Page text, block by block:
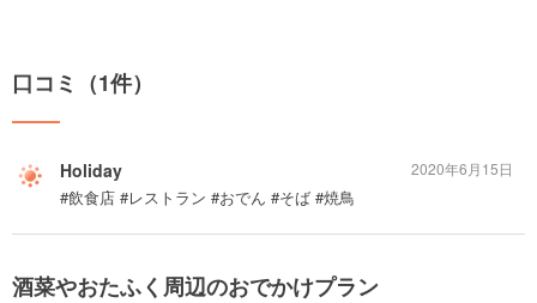
口コミ（1件）
Holiday
#飲食店 #レストラン #おでん #そば #焼鳥
2020年6月15日
酒菜やおたふく周辺のおでかけプラン